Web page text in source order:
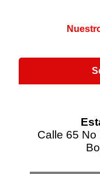
Calle 65 No